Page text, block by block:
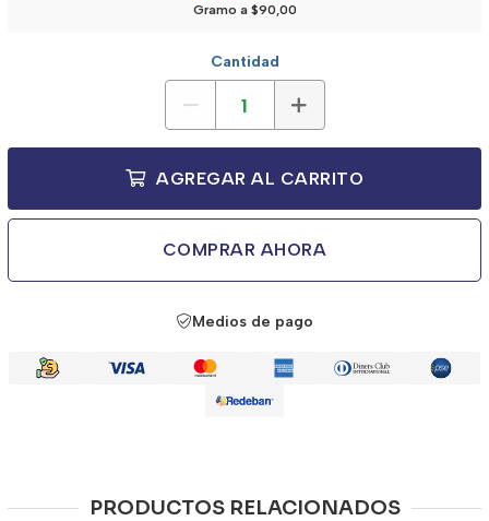
Gramo a $90,00
Cantidad
AGREGAR AL CARRITO
COMPRAR AHORA
Medios de pago
PRODUCTOS RELACIONADOS